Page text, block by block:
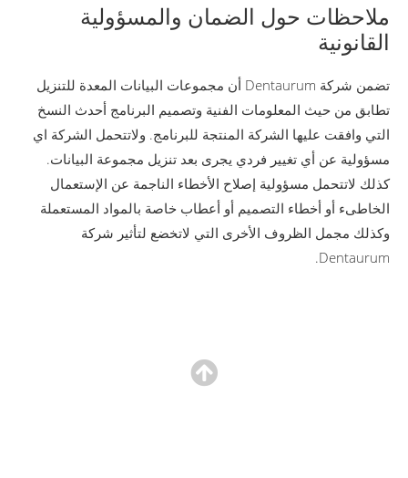
ملاحظات حول الضمان والمسؤولية
القانونية
تضمن شركة Dentaurum أن مجموعات البيانات المعدة للتنزيل
تطابق من حيث المعلومات الفنية وتصميم البرنامج أحدث النسخ
التي وافقت عليها الشركة المنتجة للبرنامج. ولاتتحمل الشركة اي
مسؤولية عن أي تغيير فردي يجرى بعد تنزيل مجموعة البيانات.
كذلك لاتتحمل مسؤولية إصلاح الأخطاء الناجمة عن الإستعمال
الخاطىء أو أخطاء التصميم أو أعطاب خاصة بالمواد المستعملة
وكذلك مجمل الظروف الأخرى التي لاتخضع لتأثير شركة
Dentaurum.